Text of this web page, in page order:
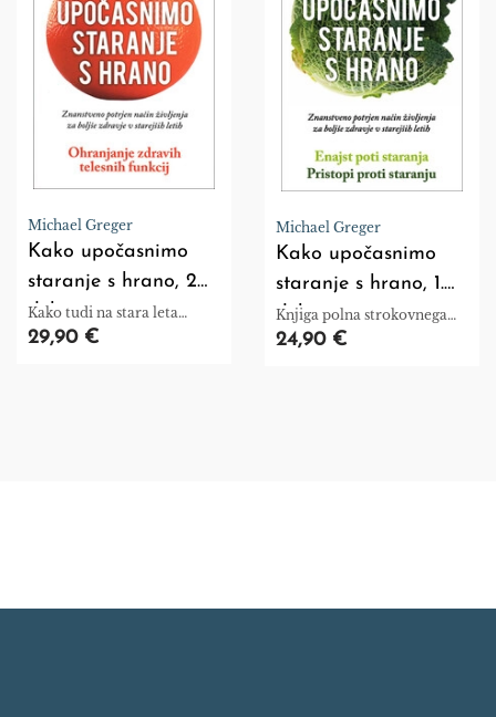
Michael Greger
Kako upočasnimo
staranje s hrano, 2
del
Kako tudi na stara leta
ohranjamo zdravje.
29,90 €
Michael Greger
Kako upočasnimo
staranje s hrano, 1.
del
Knjiga polna strokovnega
znanja in uporabnih rešitev.
24,90 €